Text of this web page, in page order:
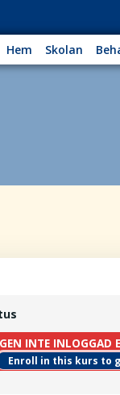
Hem Skolan
INTE INLOGGAD
Enroll in this kurs to